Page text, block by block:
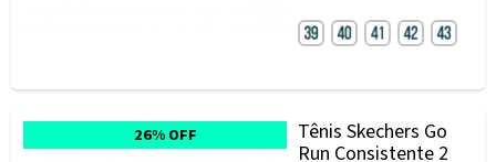
26% OFF
Tênis Skechers Go
Run Consistente 2